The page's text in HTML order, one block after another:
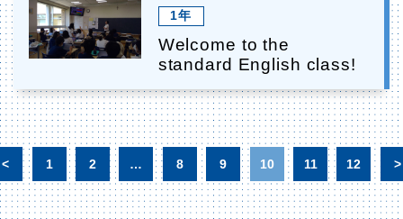
1年
Welcome to the
standard English class!
< 1 2 … 8 9 10 11 12 >